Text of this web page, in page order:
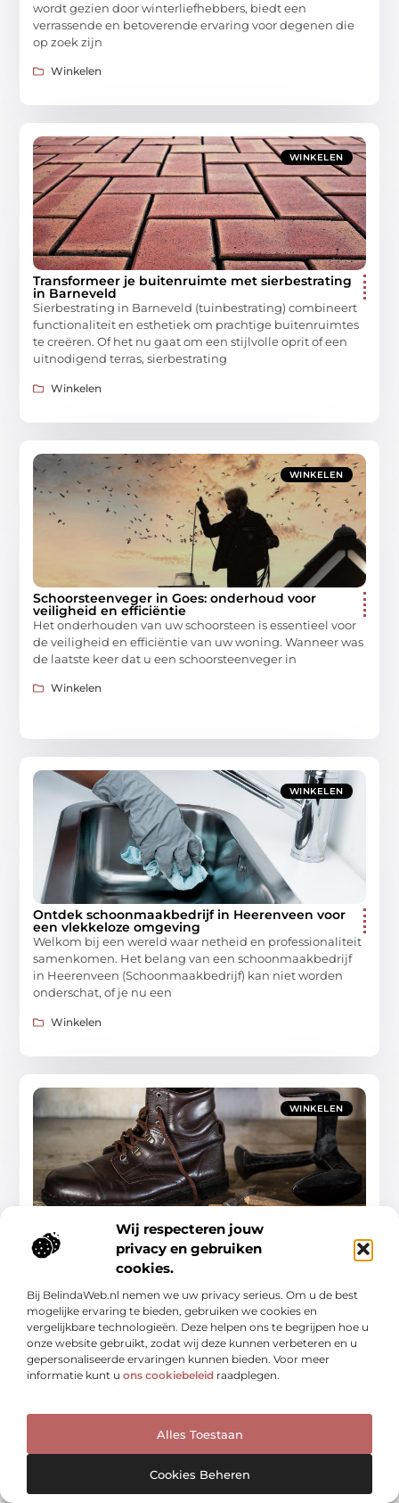
Wij respecteren jouw
privacy en gebruiken
cookies.
Bij BelindaWeb.nl nemen we uw privacy serieus. Om u de best
mogelijke ervaring te bieden, gebruiken we cookies en
vergelijkbare technologieën. Deze helpen ons te begrijpen hoe u
onze website gebruikt, zodat wij deze kunnen verbeteren en u
gepersonaliseerde ervaringen kunnen bieden. Voor meer
informatie kunt u ons cookiebeleid raadplegen.
Alles Toestaan
Cookies Beheren
wordt gezien door winterliefhebbers, biedt een
verrassende en betoverende ervaring voor degenen die
op zoek zijn
Winkelen
WINKELEN
Transformeer je buitenruimte met sierbestrating
in Barneveld
Sierbestrating in Barneveld (tuinbestrating) combineert
functionaliteit en esthetiek om prachtige buitenruimtes
te creëren. Of het nu gaat om een stijlvolle oprit of een
uitnodigend terras, sierbestrating
Winkelen
WINKELEN
Schoorsteenveger in Goes: onderhoud voor
veiligheid en efficiëntie
Het onderhouden van uw schoorsteen is essentieel voor
de veiligheid en efficiëntie van uw woning. Wanneer was
de laatste keer dat u een schoorsteenveger in
Winkelen
WINKELEN
Ontdek schoonmaakbedrijf in Heerenveen voor
een vlekkeloze omgeving
Welkom bij een wereld waar netheid en professionaliteit
samenkomen. Het belang van een schoonmaakbedrijf
in Heerenveen (Schoonmaakbedrijf) kan niet worden
onderschat, of je nu een
Winkelen
WINKELEN
De rijke geschiedenis en moderne wonderen
van de schoenmaker in Kampen
Een stad met een diepgewortelde geschiedenis van
ambachtelijk vakmanschap, Kampen heeft zich door de
eeuwen heen ontwikkeld tot een belangrijk centrum
voor schoenmakers. De schoenmaker in
Winkelen